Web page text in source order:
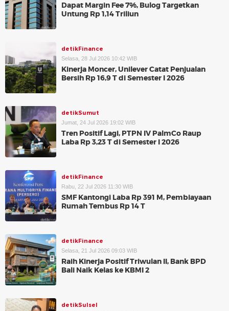
Dapat Margin Fee 7%, Bulog Targetkan
Untung Rp 1,14 Triliun
detikFinance
Selasa, 28 Jul 2026 10:42 WIB
Kinerja Moncer, Unilever Catat Penjualan
Bersih Rp 16,9 T di Semester I 2026
detikSumut
Jumat, 24 Jul 2026 19:02 WIB
Tren Positif Lagi, PTPN IV PalmCo Raup
Laba Rp 3,23 T di Semester I 2026
detikFinance
Rabu, 22 Jul 2026 11:30 WIB
SMF Kantongi Laba Rp 391 M, Pembiayaan
Rumah Tembus Rp 14 T
detikFinance
Selasa, 21 Jul 2026 09:03 WIB
Raih Kinerja Positif Triwulan II, Bank BPD
Bali Naik Kelas ke KBMI 2
detikSulsel